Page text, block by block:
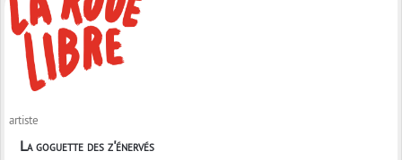
artiste
La goguette des z'énervés